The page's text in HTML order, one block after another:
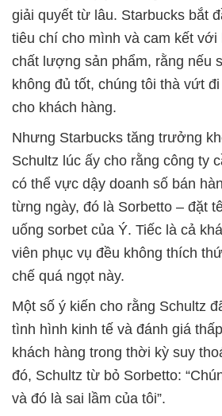
giải quyết từ lâu. Starbucks bắt
tiêu chí cho mình và cam kết với
chất lượng sản phẩm, rằng nếu
không đủ tốt, chúng tôi thà vứt
cho khách hàng.
Nhưng Starbucks tăng trưởng
Schultz lúc ấy cho rằng công ty
có thể vực dậy doanh số bán
từng ngày, đó là Sorbetto – đặt
uống sorbet của Ý. Tiếc là cả
viên phục vụ đều không thích
chế quá ngọt này.
Một số ý kiến cho rằng Schultz
tình hình kinh tế và đánh giá
khách hàng trong thời kỳ suy
đó, Schultz từ bỏ Sorbetto:
và đó là sai lầm của tôi”.